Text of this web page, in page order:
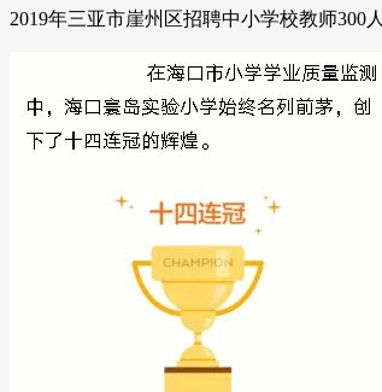
2019年三亚市崖州区招聘中小学校教师300人